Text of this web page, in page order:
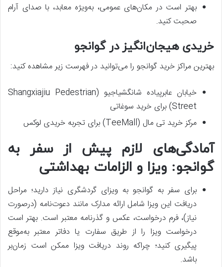
بهتر است در مکان‌های عمومی، به‌ویژه معابد، با صدای آرام
صحبت کنید.
خریدی هیجان‌انگیز در گوانجو
بهترین مراکز خرید گوانجو را می‌توانید در فهرست زیر مشاهده کنید:
خیابان عابرپیاده شانگشیاجیو (Shangxiajiu Pedestrian
Street) برای خرید سوغاتی
مرکز خرید تی مال (TeeMall) برای تجربه خریدی لوکس
آمادگی‌های لازم پیش از سفر به
گوانجو: ویزا و الزامات بهداشتی
برای سفر به گوانجو به ویزای گردشگری نیاز دارید؛ مراحل
دریافت این ویزا شامل ارائه مدارک مانند دعوت‌نامه (در‌صورت
نیاز)، فرم درخواست، عکس و گذرنامه معتبر است. بهتر است
درخواست ویزا را از طریق سفارت یا دفاتر معتبر به‌موقع
پیگیری کنید؛ چراکه روند دریافت ویزا ممکن است زمان‌بر
باشد.